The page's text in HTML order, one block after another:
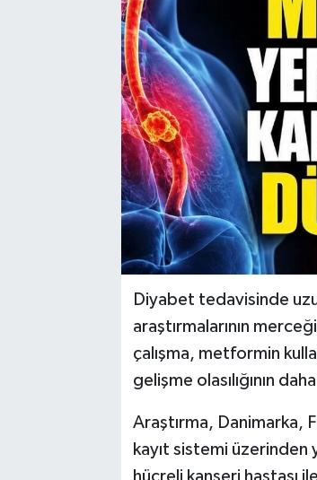
Diyabet tedavisinde
araştırmalarının
çalışma, metformin
gelişme olasılığının
Araştırma, Danimarka,
kayıt sistemi üzerinden
hücreli kanseri hastası